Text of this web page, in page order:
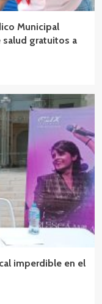
Municipal
salud gratuitos a
imperdible en el